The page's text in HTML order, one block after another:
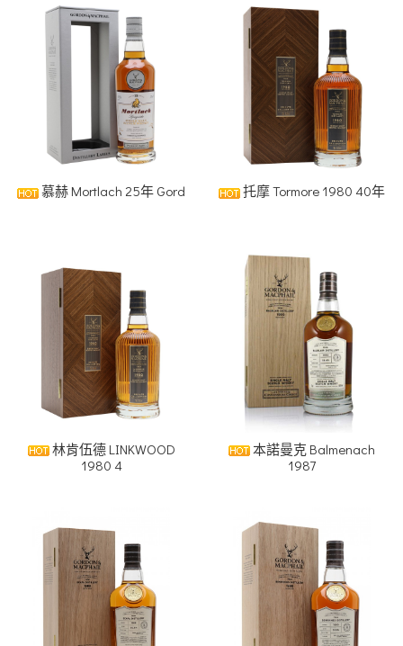
慕赫 Mortlach 25年 Gord 托摩 Tormore 1980 40年
林肯伍德 LINKWOOD
1980 4
本諾曼克 Balmenach
1987